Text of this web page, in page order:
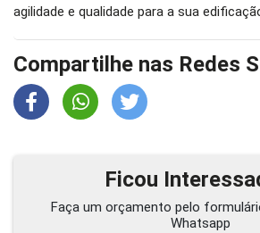
agilidade e qualidade para a sua
Compartilhe nas Redes
Ficou
Faça um orçamento pelo
Whatsapp